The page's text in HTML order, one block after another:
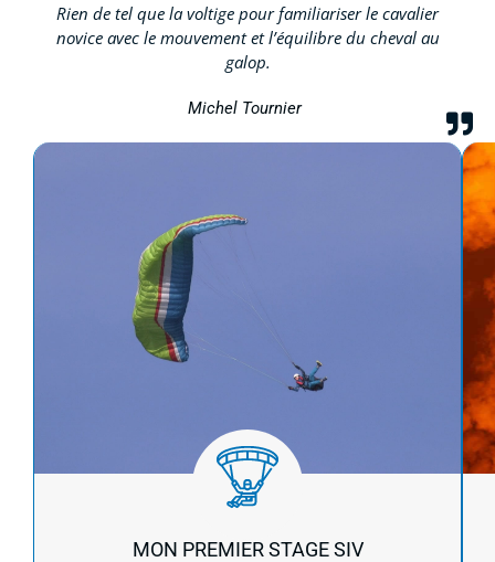
Rien de tel que la voltige pour familiariser le cavalier
novice avec le mouvement et l’équilibre du cheval au
galop.
Michel Tournier
MON PREMIER STAGE SIV